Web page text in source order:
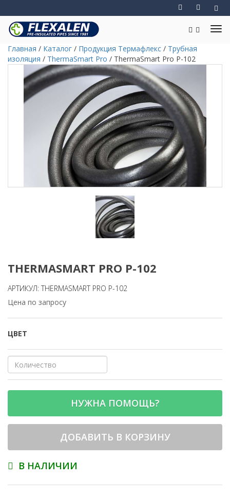
Главная / Каталог / Продукция Термафлекс / Трубная
изоляция / ThermaSmart Pro / ThermaSmart Pro P-102
THERMASMART PRO P-102
АРТИКУЛ: THERMASMART PRO P-102
Цена по запросу
ЦВЕТ
НУЖНА ПОМОЩЬ?
ДОБАВИТЬ В КОРЗИНУ
В НАЛИЧИИ